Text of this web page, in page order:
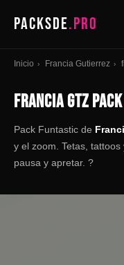
PACKSDE.PRO
Inicio › Francia Gutierrez ›
FRANCIA GTZ PACK
Pack Funtastic de
y el zoom. Tetas,
pausa y apretar. ?